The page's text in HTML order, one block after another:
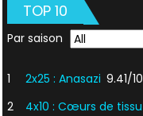
TOP 10
Par saison
1 2x25 : Anasazi 9.41/10
2
4x10 : Cœurs de tissu